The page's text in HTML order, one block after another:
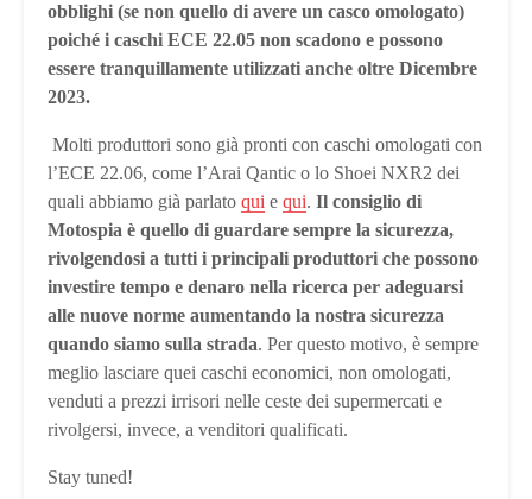
obblighi (se non quello di avere un casco omologato)
poiché i caschi ECE 22.05 non scadono e possono
essere tranquillamente utilizzati anche oltre Dicembre
2023.
Molti produttori sono già pronti con caschi omologati con
l’ECE 22.06, come l’Arai Qantic o lo Shoei NXR2 dei
quali abbiamo già parlato qui e qui. Il consiglio di
Motospia è quello di guardare sempre la sicurezza,
rivolgendosi a tutti i principali produttori che possono
investire tempo e denaro nella ricerca per adeguarsi
alle nuove norme aumentando la nostra sicurezza
quando siamo sulla strada. Per questo motivo, è sempre
meglio lasciare quei caschi economici, non omologati,
venduti a prezzi irrisori nelle ceste dei supermercati e
rivolgersi, invece, a venditori qualificati.
Stay tuned!